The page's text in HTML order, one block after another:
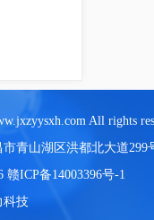
All rights
青山湖区洪都北大道299
赣ICP备14003396号-1
科技